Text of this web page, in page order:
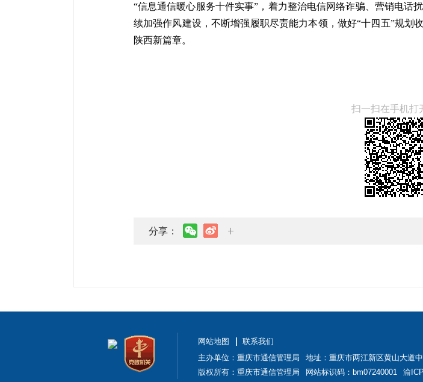
“信息通信暖心服务十件实事”，着力整治电信网络诈骗、营销电话
续加强作风建设，不断增强履职尽责能力本领，做好“十四五”规划
陕西新篇章。
扫一扫在手机打
分享：
网站地图
联系我们
主办单位：重庆市通信管理局
地址：重庆市两江新区黄山大道
版权所有：重庆市通信管理局
网站标识码：bm07240001 渝